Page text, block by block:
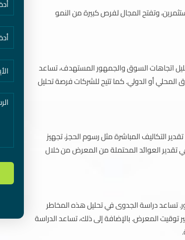
وتفتح المجال لفرص كبيرة من النمو
اتجاهات السوق والجمهور المستهدف، تساعد
أو الدولي. كما تتيح للشركات فرصة تحليل
التكاليف المباشرة مثل رسوم الحجز، تجهيز
تقدير العوائد المحتملة من المعرض من خلال
تساعد دراسة الجدوى في تحليل هذه المخاطر
المعرض. بالإضافة إلى ذلك، تساعد الدراسة